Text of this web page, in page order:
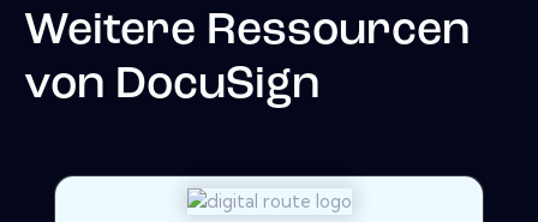
Weitere Ressourcen
von DocuSign